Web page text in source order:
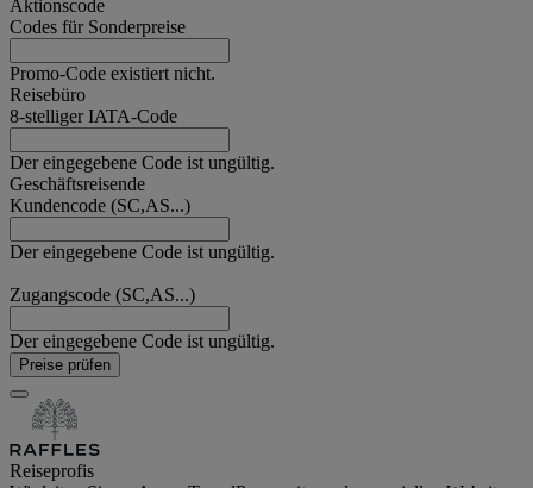
Aktionscode
Codes für Sonderpreise
Promo-Code existiert nicht.
Reisebüro
8-stelliger IATA-Code
Der eingegebene Code ist ungültig.
Geschäftsreisende
Kundencode (SC,AS...)
Der eingegebene Code ist ungültig.
Zugangscode (SC,AS...)
Der eingegebene Code ist ungültig.
Preise prüfen
Reiseprofis